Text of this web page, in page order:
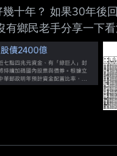
十年？ 如果30年後
鄉民老手分享一下